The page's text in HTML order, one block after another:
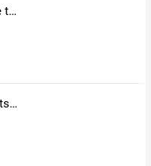
Notre petit lopin de terre
Quels sont les effets de la couleur sur les êtres vivants ?